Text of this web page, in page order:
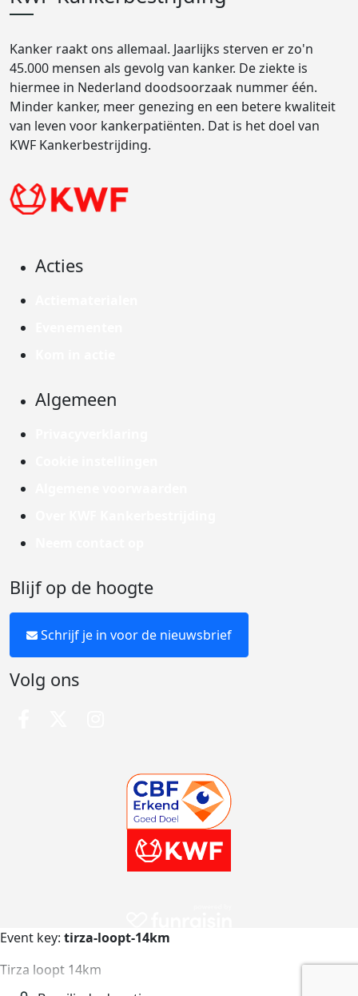
Kanker raakt ons allemaal. Jaarlijks sterven er zo'n
45.000 mensen als gevolg van kanker. De ziekte is
hiermee in Nederland doodsoorzaak nummer één.
Minder kanker, meer genezing en een betere kwaliteit
van leven voor kankerpatiënten. Dat is het doel van
KWF Kankerbestrijding.
Acties
Algemeen
Blijf op de hoogte
Schrijf je in voor de nieuwsbrief
Volg ons
Event key: tirza-loopt-14km
Tirza loopt 14km